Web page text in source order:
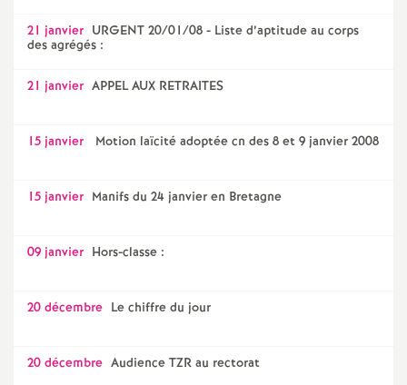
21 janvier URGENT 20/01/08 - Liste d’aptitude au corps
des agrégés :
21 janvier APPEL AUX RETRAITES
15 janvier Motion laïcité adoptée cn des 8 et 9 janvier 2008
15 janvier Manifs du 24 janvier en Bretagne
09 janvier Hors-classe :
20 décembre Le chiffre du jour
20 décembre Audience TZR au rectorat